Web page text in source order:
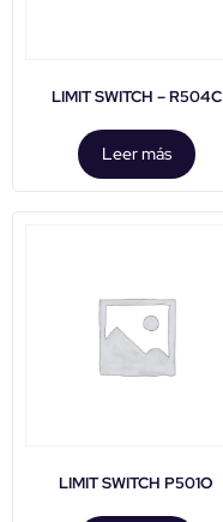
LIMIT SWITCH – R504C
Leer más
LIMIT SWITCH P501O